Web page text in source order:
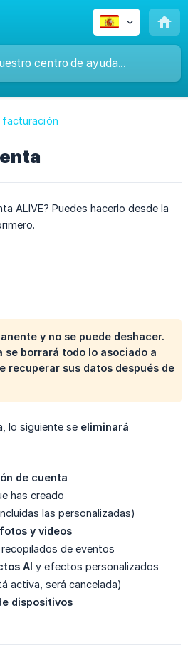
facturación
ALIVE? Puedes hacerlo desde la
y no se puede deshacer.
se borrará todo lo asociado a
recuperar sus datos después de
lo siguiente se eliminará
de cuenta
has creado
las personalizadas)
y videos
recopilados de eventos
AI y efectos personalizados
activa, será cancelada)
dispositivos